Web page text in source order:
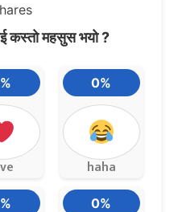
कस्तो महसुस भयो ?
0%
haha
0%